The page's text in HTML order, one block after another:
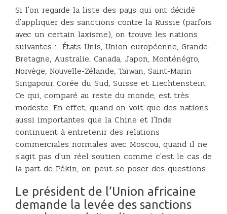
Si l'on regarde la liste des pays qui ont décidé
d'appliquer des sanctions contre la Russie (parfois
avec un certain laxisme), on trouve les nations
suivantes : États-Unis, Union européenne, Grande-
Bretagne, Australie, Canada, Japon, Monténégro,
Norvège, Nouvelle-Zélande, Taïwan, Saint-Marin
Singapour, Corée du Sud, Suisse et Liechtenstein.
Ce qui, comparé au reste du monde, est très
modeste. En effet, quand on voit que des nations
aussi importantes que la Chine et l'Inde
continuent à entretenir des relations
commerciales normales avec Moscou, quand il ne
s'agit pas d'un réel soutien comme c'est le cas de
la part de Pékin, on peut se poser des questions.
Le président de l’Union africaine
demande la levée des sanctions